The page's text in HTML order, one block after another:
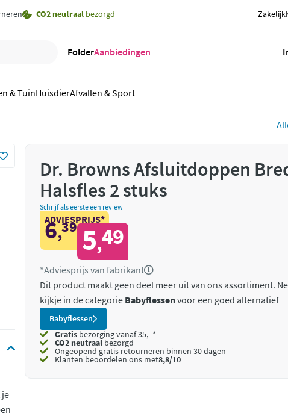
CO2 neutraal bezorgd Zakelijk
FolderAanbiedingen
& TuinHuisdierAfvallen & Sport
je
Dr. Browns Afsluitdoppen
Halsfles 2 stuks
Schrijf als eerste een review
ADVIESPRIJS*
6,39 5,49
*Adviesprijs van fabrikant
Dit product maakt geen deel meer uit van ons assortiment.
kijkje in de categorie Babyflessenvoor een goed alternatief
Babyflessen
Gratis bezorging vanaf 35,- *
CO2 neutraalbezorgd
Ongeopend gratis retourneren binnen 30 dagen
Klanten beoordelen ons met8,8/10